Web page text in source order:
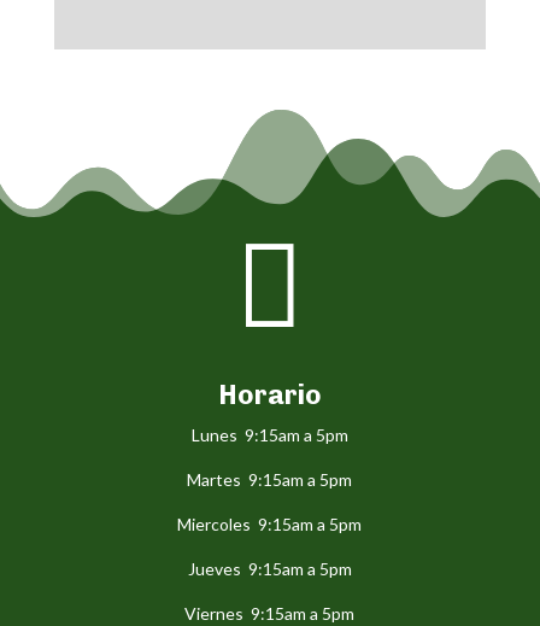

Horario
Lunes 9:15am a 5pm
Martes 9:15am a 5pm
Miercoles 9:15am a 5pm
Jueves 9:15am a 5pm
Viernes 9:15am a 5pm